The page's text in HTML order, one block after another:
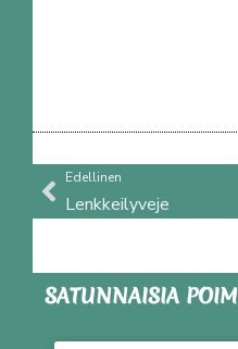
Prev
Edellinen
Lenkkeilyveje
SATUNNAISIA